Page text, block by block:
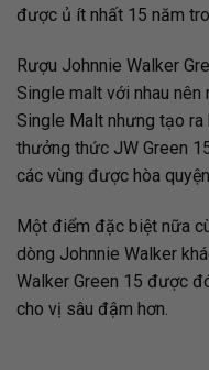
được ủ ít nhất 15 năm
Rượu Johnnie Walker
Single malt với nhau
Single Malt nhưng tạo ra
thưởng thức JW Green
các vùng được hòa
Một điểm đặc biệt nữa
dòng Johnnie Walker
Walker Green 15 được
cho vị sâu đậm hơn.